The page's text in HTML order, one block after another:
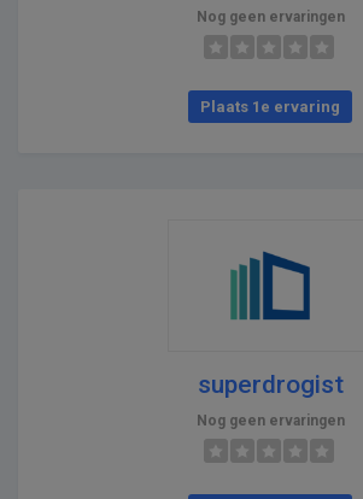
Nog geen ervaringen
Plaats 1e ervaring
superdrogist
Nog geen ervaringen